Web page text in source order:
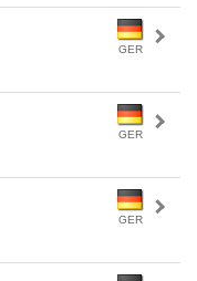
GER
GER
GER